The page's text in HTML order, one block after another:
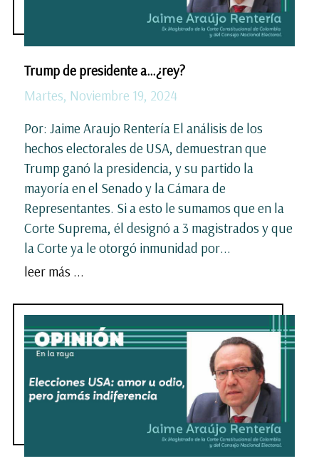
Trump de presidente a…¿rey?
Martes, Noviembre 19, 2024
Por: Jaime Araujo Rentería El análisis de los
hechos electorales de USA, demuestran que
Trump ganó la presidencia, y su partido la
mayoría en el Senado y la Cámara de
Representantes. Si a esto le sumamos que en la
Corte Suprema, él designó a 3 magistrados y que
la Corte ya le otorgó inmunidad por...
leer más ...